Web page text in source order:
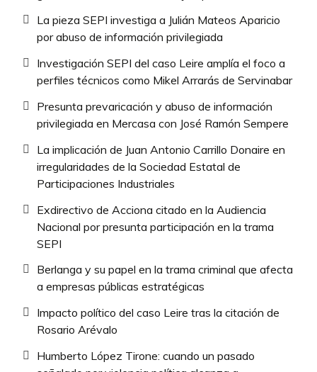
La pieza SEPI investiga a Julián Mateos Aparicio
por abuso de información privilegiada
Investigación SEPI del caso Leire amplía el foco a
perfiles técnicos como Mikel Arrarás de Servinabar
Presunta prevaricación y abuso de información
privilegiada en Mercasa con José Ramón Sempere
La implicación de Juan Antonio Carrillo Donaire en
irregularidades de la Sociedad Estatal de
Participaciones Industriales
Exdirectivo de Acciona citado en la Audiencia
Nacional por presunta participación en la trama
SEPI
Berlanga y su papel en la trama criminal que afecta
a empresas públicas estratégicas
Impacto político del caso Leire tras la citación de
Rosario Arévalo
Humberto López Tirone: cuando un pasado